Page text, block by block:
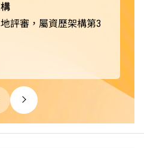
評審，屬資歷架構第3